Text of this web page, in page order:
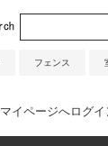
フェンス
マイページへログイ